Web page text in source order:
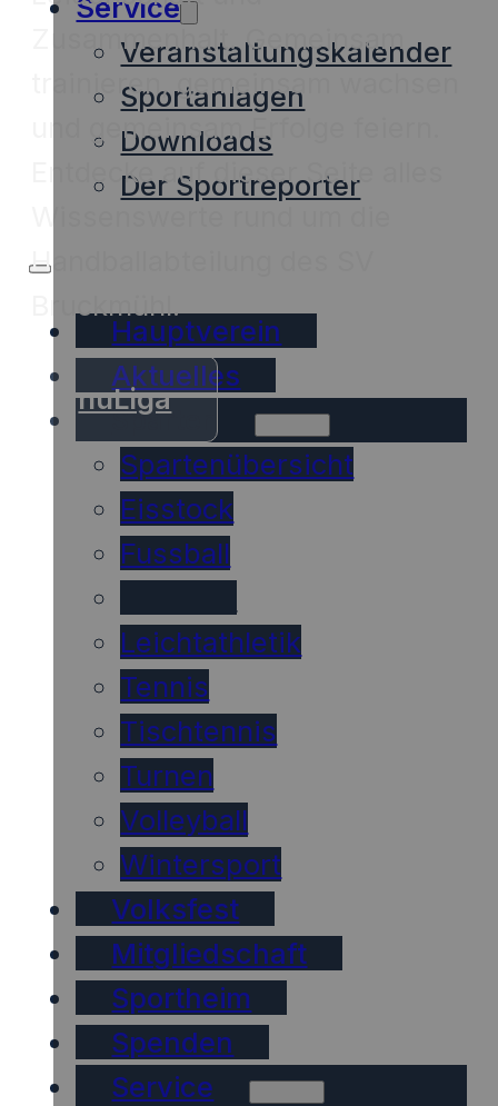
Service
Veranstaltungskalender
Sportanlagen
Downloads
Der Sportreporter
Hauptverein
Aktuelles
Sparten
Spartenübersicht
Eisstock
Fussball
Leichtathletik
Tennis
Tischtennis
Turnen
Volleyball
Wintersport
Volksfest
Mitgliedschaft
Sportheim
Spenden
Service
Zusammenhalt. Gemeinsam
trainieren, gemeinsam wachsen
und gemeinsam Erfolge feiern.
Entdecke auf dieser Seite alles
Handballabteilung des SV
Bruckmühl.
nuLiga